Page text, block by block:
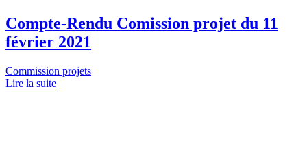
Compte-Rendu Comission projet du 11
février 2021
Commission projets
Lire la suite